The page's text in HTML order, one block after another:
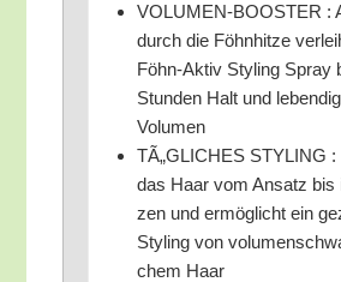
VOLUMEN-BOOSTER :
durch die Föhn­hit­ze
Föhn-Aktiv Sty­ling Spray
Stun­den Halt und
Volumen
TÃ„GLICHES STYLING :
das Haar vom Ansatz
zen und ermög­licht ein
Sty­ling von
chem Haar